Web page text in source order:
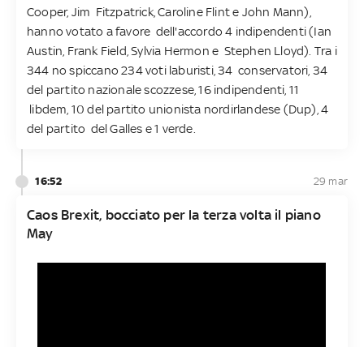
Cooper, Jim Fitzpatrick, Caroline Flint e John Mann),
hanno votato a favore dell'accordo 4 indipendenti (Ian
Austin, Frank Field, Sylvia Hermon e Stephen Lloyd). Tra i
344 no spiccano 234 voti laburisti, 34 conservatori, 34
del partito nazionale scozzese, 16 indipendenti, 11
libdem, 10 del partito unionista nordirlandese (Dup), 4
del partito del Galles e 1 verde.
16:52 29 mar
Caos Brexit, bocciato per la terza volta il piano
May